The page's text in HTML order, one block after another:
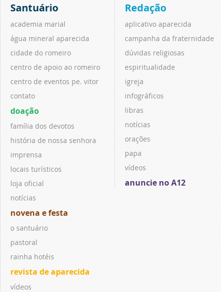
Santuário
academia marial
água mineral aparecida
cidade do romeiro
centro de apoio ao romeiro
centro de eventos pe. vitor
contato
doação
família dos devotos
história de nossa senhora
imprensa
locais turísticos
loja oficial
notícias
novena e festa
o santuário
pastoral
rainha hotéis
revista de aparecida
vídeos
Redação
aplicativo aparecida
campanha da fraternidade
dúvidas religiosas
espiritualidade
igreja
infográficos
libras
notícias
orações
papa
vídeos
anuncie no A12